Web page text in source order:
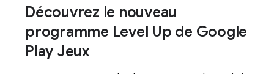
Découvrez le nouveau
programme Level Up de Google
Play Jeux